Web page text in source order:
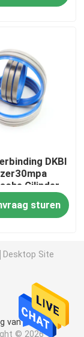
DKBI
Cilinder
Kleur
sturen
Desktop Site
van de
© 2026